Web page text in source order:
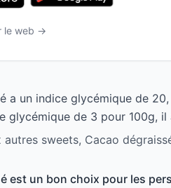
le web →
a un indice glycémique de
glycémique de 3 pour 100g,
sweets, Cacao
est un bon choix pour les